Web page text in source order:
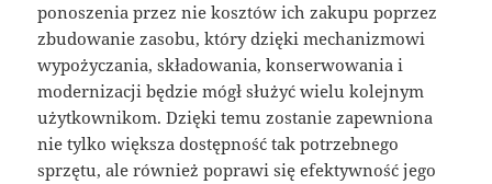
ponoszenia przez nie kosztów ich zakupu poprzez
zbudowanie zasobu, który dzięki mechanizmowi
wypożyczania, składowania, konserwowania i
modernizacji będzie mógł służyć wielu kolejnym
użytkownikom. Dzięki temu zostanie zapewniona
nie tylko większa dostępność tak potrzebnego
sprzętu, ale również poprawi się efektywność jego